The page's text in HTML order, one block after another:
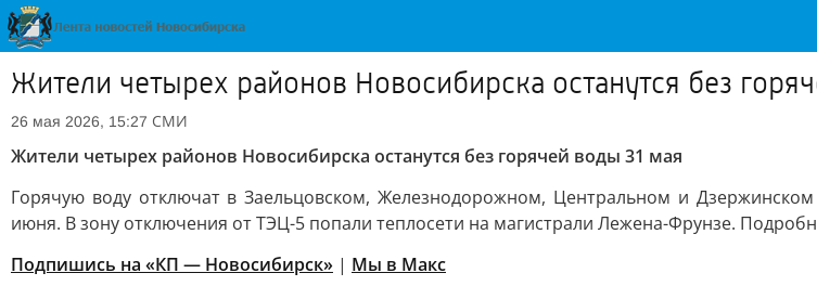
Жители четырех районов Новосибирска останутся без
26 мая 2026, 15:27 СМИ
Жители четырех районов Новосибирска останутся без горячей воды 31 мая
Горячую воду отключат в Заельцовском, Железнодорожном, Центральном и
июня. В зону отключения от ТЭЦ-5 попали теплосети на магистрали Лежена-Фрунзе.
Подпишись на «КП — Новосибирск» | Мы в Mакс